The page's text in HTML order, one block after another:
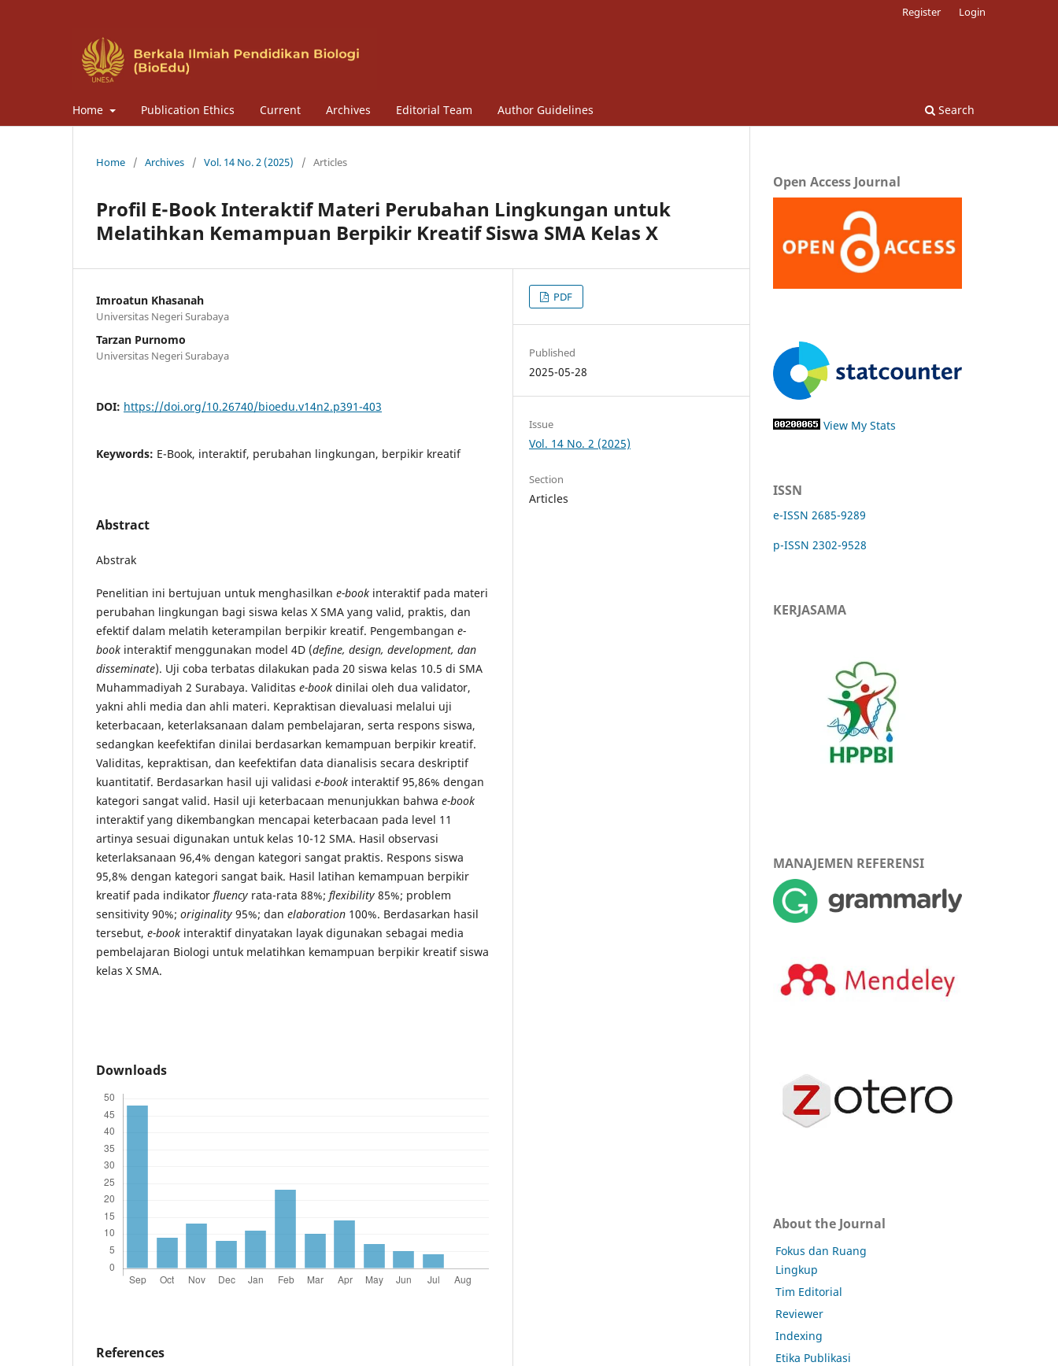
Home Publication Ethics Current Archives Editorial Team Author Guidelines Search
Register Login
Home / Archives / Vol. 14 No. 2 (2025) / Articles
Profil E-Book Interaktif Materi Perubahan Lingkungan untuk
Melatihkan Kemampuan Berpikir Kreatif Siswa SMA Kelas X
Imroatun Khasanah
Universitas Negeri Surabaya
Tarzan Purnomo
Universitas Negeri Surabaya
DOI: https://doi.org/10.26740/bioedu.v14n2.p391-403
Keywords: E-Book, interaktif, perubahan lingkungan, berpikir kreatif
Abstract
Abstrak
Penelitian ini bertujuan untuk menghasilkan e-book interaktif pada materi
perubahan lingkungan bagi siswa kelas X SMA yang valid, praktis, dan
efektif dalam melatih keterampilan berpikir kreatif. Pengembangan e-
book interaktif menggunakan model 4D (define, design, development, dan
disseminate). Uji coba terbatas dilakukan pada 20 siswa kelas 10.5 di SMA
Muhammadiyah 2 Surabaya. Validitas e-book dinilai oleh dua validator,
yakni ahli media dan ahli materi. Kepraktisan dievaluasi melalui uji
keterbacaan, keterlaksanaan dalam pembelajaran, serta respons siswa,
sedangkan keefektifan dinilai berdasarkan kemampuan berpikir kreatif.
Validitas, kepraktisan, dan keefektifan data dianalisis secara deskriptif
kuantitatif. Berdasarkan hasil uji validasi e-book interaktif 95,86% dengan
kategori sangat valid. Hasil uji keterbacaan menunjukkan bahwa e-book
interaktif yang dikembangkan mencapai keterbacaan pada level 11
artinya sesuai digunakan untuk kelas 10-12 SMA. Hasil observasi
keterlaksanaan 96,4% dengan kategori sangat praktis. Respons siswa
95,8% dengan kategori sangat baik. Hasil latihan kemampuan berpikir
kreatif pada indikator fluency rata-rata 88%; flexibility 85%; problem
sensitivity 90%; originality 95%; dan elaboration 100%. Berdasarkan hasil
tersebut, e-book interaktif dinyatakan layak digunakan sebagai media
pembelajaran Biologi untuk melatihkan kemampuan berpikir kreatif siswa
kelas X SMA.
Downloads
References
PDF
Published
2025-05-28
Issue
Vol. 14 No. 2 (2025)
Section
Articles
Open Access Journal
View My Stats
ISSN
e-ISSN 2685-9289
p-ISSN 2302-9528
KERJASAMA
MANAJEMEN REFERENSI
About the Journal
Fokus dan Ruang
Lingkup
Tim Editorial
Reviewer
Indexing
Etika Publikasi